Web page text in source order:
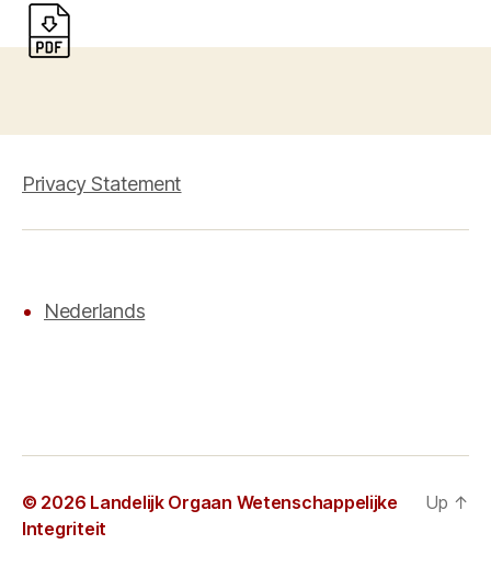
Privacy Statement
Nederlands
© 2026 Landelijk Orgaan Wetenschappelijke
Integriteit
Up ↑